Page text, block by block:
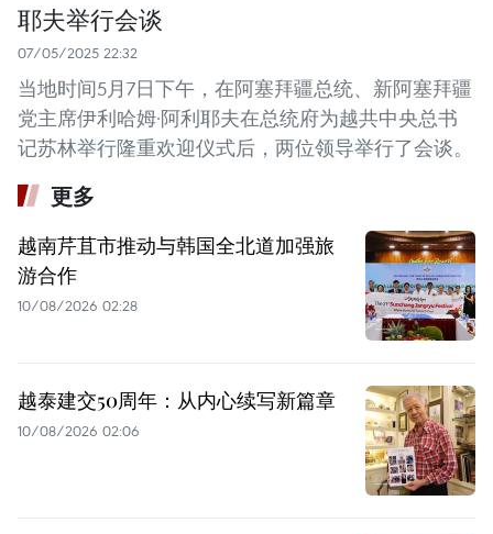
耶夫举行会谈
07/05/2025 22:32
当地时间5月7日下午，在阿塞拜疆总统、新阿塞拜疆
党主席伊利哈姆·阿利耶夫在总统府为越共中央总书
记苏林举行隆重欢迎仪式后，两位领导举行了会谈。
更多
越南芹苴市推动与韩国全北道加强旅
游合作
10/08/2026 02:28
越泰建交50周年：从内心续写新篇章
10/08/2026 02:06